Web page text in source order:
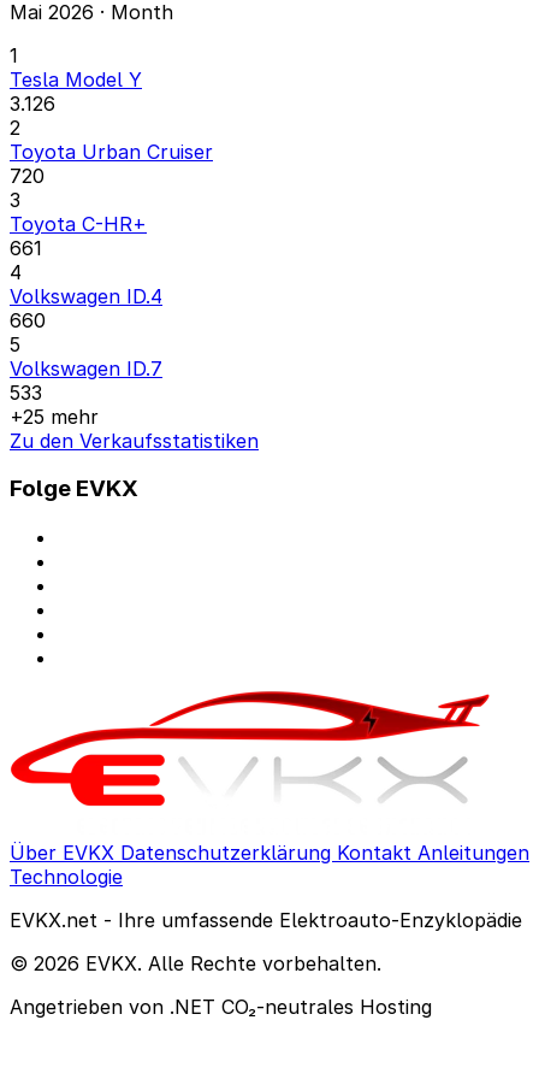
Mai 2026 · Month
1
Tesla Model Y
3.126
2
Toyota Urban Cruiser
720
3
Toyota C-HR+
661
4
Volkswagen ID.4
660
5
Volkswagen ID.7
533
+25 mehr
Zu den Verkaufsstatistiken
Folge EVKX
Über EVKX Datenschutzerklärung Kontakt Anleitungen
Technologie
EVKX.net - Ihre umfassende Elektroauto-Enzyklopädie
© 2026 EVKX. Alle Rechte vorbehalten.
Angetrieben von .NET CO₂-neutrales Hosting